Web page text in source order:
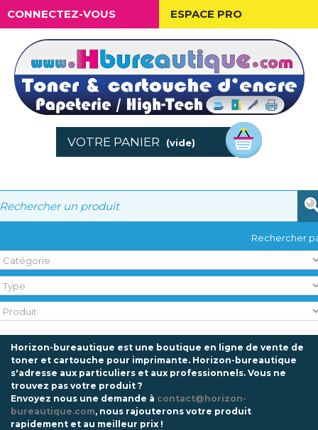
CONNECTEZ-VOUS ESPACE PRO
VOTRE PANIER (vide)
Rechercher
Horizon-bureautique est une boutique en ligne de vente de
toner et cartouche pour imprimante. Horizon-bureautique
s'adresse aux particuliers et aux professionnels. Vous ne
trouvez pas votre produit ?
Envoyez nous une demande à contact@horizon-
bureautique.com, nous rajouterons votre produit
rapidement et au meilleur prix !